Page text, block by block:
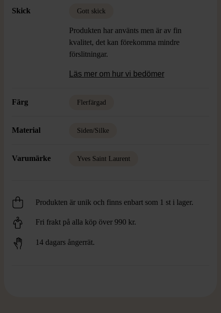
Skick Gott skick
Produkten har använts men är av fin
kvalitet, det kan förekomma mindre
förslitningar.
Läs mer om hur vi bedömer
Färg Flerfärgad
Material Siden/Silke
Varumärke Yves Saint Laurent
Produkten är unik och finns enbart som 1 st i lager.
Fri frakt på alla köp över 990 kr.
14 dagars ångerrät.